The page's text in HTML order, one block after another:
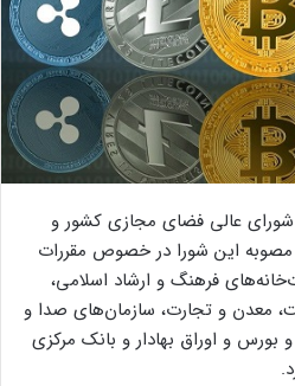
عالی فضای مجازی کشور و
این شورا در خصوص مقررات
فرهنگ و ارشاد اسلامی،
معدن و تجارت، سازمان‌های صدا و
و اوراق بهادار و بانک مرکزی